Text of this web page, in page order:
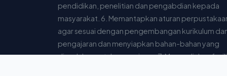
pendidikan, penelitian dan pengabdian kepada
masyarakat. 6. Memantapkan aturan
agar sesuai dengan pengembangan kurikulum
pengajaran dan menyiapkan bahan-bahan yang
diperlukan untuk pengajaran. 7. Menyediakan